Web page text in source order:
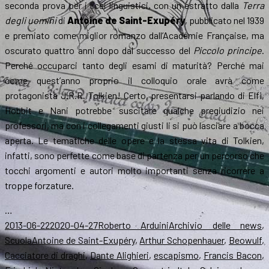
seconda prova per i licei linguistici, con un estratto dalla Terra
degli uominidi Antoine de Saint-Exupéry, pubblicato nel 1939
e premiato come miglior romanzo dall’Académie Française, ma
oscurato quattro anni dopo dal successo del Piccolo principe.
Perché occuparci tanto degli esami di maturità? Perché mai
come quest’anno proprio il colloquio orale avrà come
protagonista J.R.R. Tolkien! Certo, presentarsi parlando di Elfi,
Hobbit e Nani potrebbe suscitare qualche pregiudizio nei
professori, ma con i collegamenti giusti li si può lasciare a bocca
aperta. Le tematiche delle opere e la stessa vita di Tolkien,
infatti, sono perfette come base di partenza per un percorso che
tocchi argomenti e autori molto importanti senza ricorrere a
troppe forzature.
…
Scritto
il
2013-06-222020-04-27Autore
Roberto ArduiniCategorie
Archivio delle news,
ScuolaTag
Antoine de Saint-Exupéry, Arthur Schopenhauer, Beowulf,
Cacciatore di draghi,Dante Alighieri, escapismo, Francis Bacon,